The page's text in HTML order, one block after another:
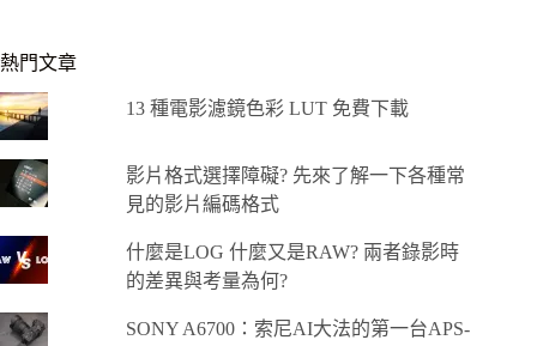
熱門文章
13 種電影濾鏡色彩 LUT 免費下載
影片格式選擇障礙? 先來了解一下各種常
見的影片編碼格式
什麼是LOG 什麼又是RAW? 兩者錄影時
的差異與考量為何?
SONY A6700：索尼AI大法的第一台APS-